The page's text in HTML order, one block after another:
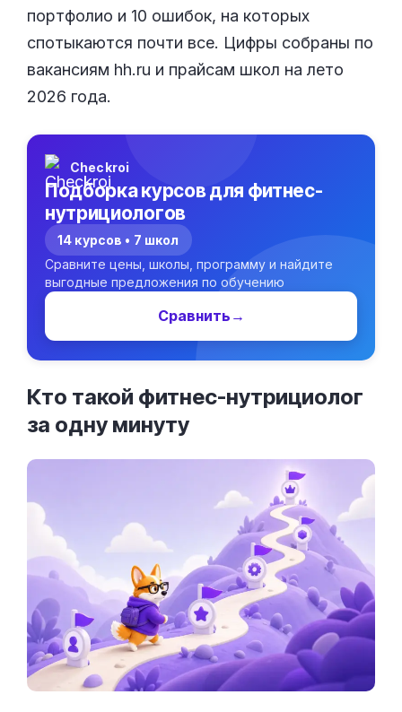
портфолио и 10 ошибок, на которых
спотыкаются почти все. Цифры собраны по
вакансиям hh.ru и прайсам школ на лето
2026 года.
Checkroi
Подборка курсов для фитнес-
нутрициологов
14 курсов • 7 школ
Сравните цены, школы, программу и найдите
выгодные предложения по обучению
Сравнить →
Кто такой фитнес-нутрициолог
за одну минуту